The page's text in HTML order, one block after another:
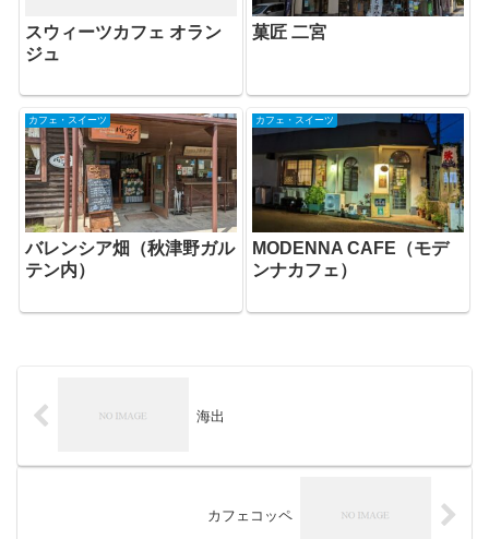
スウィーツカフェ オラン
ジュ
菓匠 二宮
カフェ・スイーツ
バレンシア畑（秋津野ガル
テン内）
カフェ・スイーツ
MODENNA CAFE（モデ
ンナカフェ）
海出
カフェコッペ